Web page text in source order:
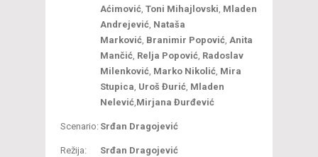
Aćimović, Toni Mihajlovski, Mladen
Andrejević, Nataša
Marković, Branimir Popović, Anita
Mančić, Relja Popović, Radoslav
Milenković, Marko Nikolić, Mira
Stupica, Uroš Đurić, Mladen
Nelević,Mirjana Đurđević
Scenario: Srđan Dragojević
Režija: Srđan Dragojević